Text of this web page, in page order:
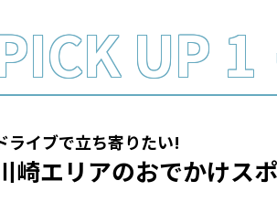
UP 1
ライブで立ち寄りたい!
崎エリアのおでかけス